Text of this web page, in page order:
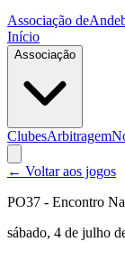
Associação de
Início
Associação
ClubesArbitragem
← Voltar aos jogos
PO37 - Encontro
sábado, 4 de julho